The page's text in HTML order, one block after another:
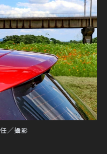
／攝影